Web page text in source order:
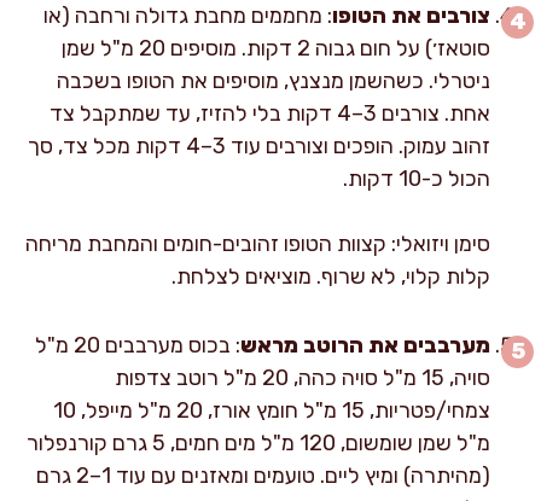
צורבים את הטופו: מחממים מחבת גדולה ורחבה (או
סוטאז׳) על חום גבוה 2 דקות. מוסיפים 20 מ"ל שמן
ניטרלי. כשהשמן מנצנץ, מוסיפים את הטופו בשכבה
אחת. צורבים 3–4 דקות בלי להזיז, עד שמתקבל צד
זהוב עמוק. הופכים וצורבים עוד 3–4 דקות מכל צד, סך
הכול כ-10 דקות.
סימן ויזואלי: קצוות הטופו זהובים-חומים והמחבת מריחה
קלות קלוי, לא שרוף. מוציאים לצלחת.
מערבבים את הרוטב מראש
: בכוס מערבבים 20 מ"ל
סויה, 15 מ"ל סויה כהה, 20 מ"ל רוטב צדפות
צמחי/פטריות, 15 מ"ל חומץ אורז, 20 מ"ל מייפל, 10
מ"ל שמן שומשום, 120 מ"ל מים חמים, 5 גרם קורנפלור
(מהיתרה) ומיץ ליים. טועמים ומאזנים עם עוד 1–2 גרם